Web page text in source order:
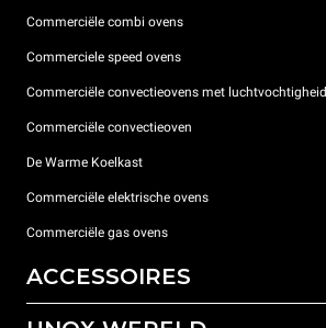
Commerciële combi ovens
Commerciele speed ovens
Commerciële convectieovens met luchtvochtigheid
Commerciële convectieoven
De Warme Koelkast
Commerciële elektrische ovens
Commerciële gas ovens
ACCESSOIRES